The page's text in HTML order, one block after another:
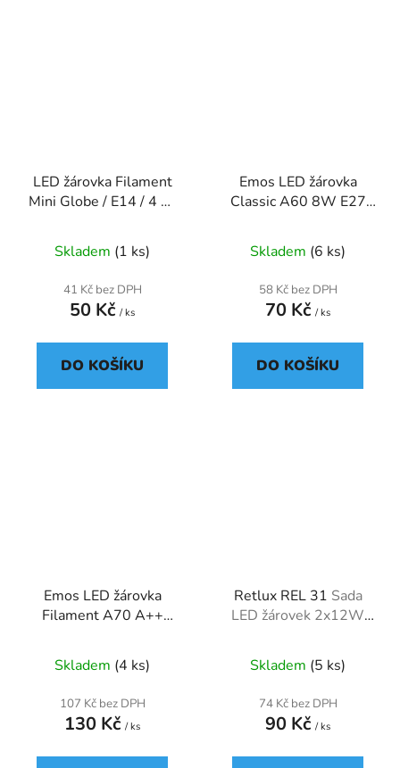
LED žárovka Filament
Mini Globe / E14 / 4 W
neutrální bílá
Skladem (1 ks)
41 Kč bez DPH
50 Kč / ks
DO KOŠÍKU
Emos LED žárovka
Classic A60 8W E27
Skladem (6 ks)
58 Kč bez DPH
70 Kč / ks
DO KOŠÍKU
Emos LED žárovka
Filament A70 A++
Skladem (4 ks)
107 Kč bez DPH
130 Kč / ks
Retlux REL 31 Sada
LED žárovek 2x12W
Skladem (5 ks)
74 Kč bez DPH
90 Kč / ks